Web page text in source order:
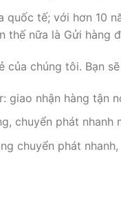
tế; với hơn 10
thế nữa là Gửi hàng
chúng tôi. Bạn
giao nhận hàng tận
chuyển phát nhanh
chuyển phát